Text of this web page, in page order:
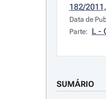
182/
Data de
Parte: L -
SUMÁRIO